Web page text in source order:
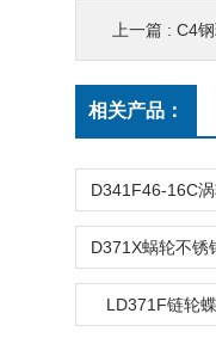
上一篇 : C4
相关产品：
LD371F链轮